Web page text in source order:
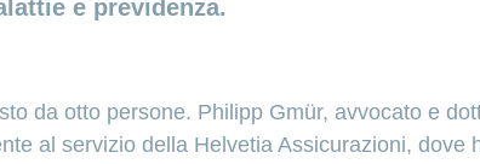
e previdenza.
da otto persone. Philipp Gmür, avvocato e
al servizio della Helvetia Assicurazioni, dove